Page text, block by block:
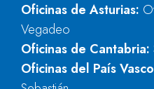
Oficinas de Asturias:
Vegadeo
Oficinas de Cantabria:
Oficinas del País